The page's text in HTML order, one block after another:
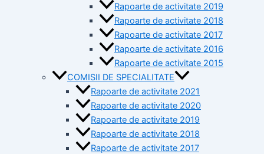
Rapoarte de activitate 2019
Rapoarte de activitate 2018
Rapoarte de activitate 2017
Rapoarte de activitate 2016
Rapoarte de activitate 2015
COMISII DE SPECIALITATE
Rapoarte de activitate 2021
Rapoarte de activitate 2020
Rapoarte de activitate 2019
Rapoarte de activitate 2018
Rapoarte de activitate 2017